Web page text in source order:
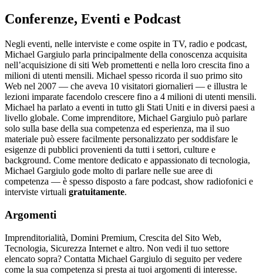
Conferenze, Eventi e Podcast
Negli eventi, nelle interviste e come ospite in TV, radio e podcast,
Michael Gargiulo parla principalmente della conoscenza acquisita
nell’acquisizione di siti Web promettenti e nella loro crescita fino a
milioni di utenti mensili. Michael spesso ricorda il suo primo sito
Web nel 2007 — che aveva 10 visitatori giornalieri — e illustra le
lezioni imparate facendolo crescere fino a 4 milioni di utenti mensili.
Michael ha parlato a eventi in tutto gli Stati Uniti e in diversi paesi a
livello globale. Come imprenditore, Michael Gargiulo può parlare
solo sulla base della sua competenza ed esperienza, ma il suo
materiale può essere facilmente personalizzato per soddisfare le
esigenze di pubblici provenienti da tutti i settori, culture e
background. Come mentore dedicato e appassionato di tecnologia,
Michael Gargiulo gode molto di parlare nelle sue aree di
competenza — è spesso disposto a fare podcast, show radiofonici e
interviste virtuali gratuitamente.
Argomenti
Imprenditorialità, Domini Premium, Crescita del Sito Web,
Tecnologia, Sicurezza Internet e altro. Non vedi il tuo settore
elencato sopra? Contatta Michael Gargiulo di seguito per vedere
come la sua competenza si presta ai tuoi argomenti di interesse.